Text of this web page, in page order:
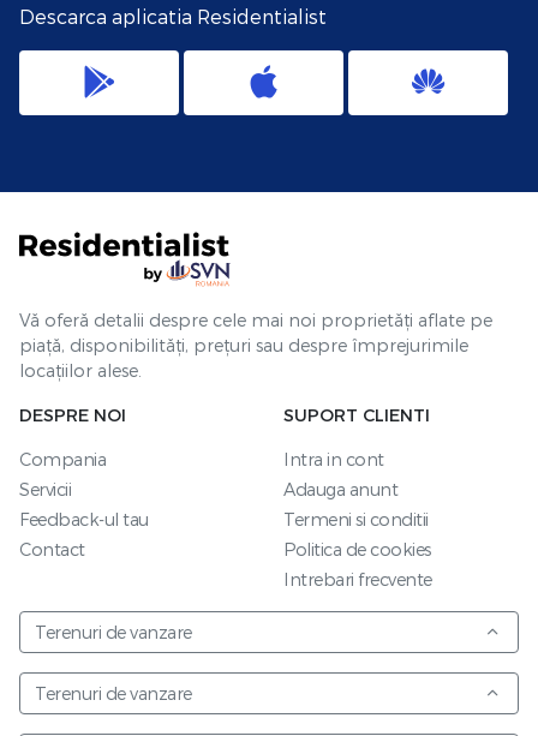
Descarca aplicatia Residentialist
Vă oferă detalii despre cele mai noi proprietăți aflate pe
piață, disponibilități, prețuri sau despre împrejurimile
locațiilor alese.
DESPRE NOI
Compania
Servicii
Feedback-ul tau
Contact
SUPORT CLIENTI
Intra in cont
Adauga anunt
Termeni si conditii
Politica de cookies
Intrebari frecvente
Terenuri de vanzare
Terenuri de vanzare